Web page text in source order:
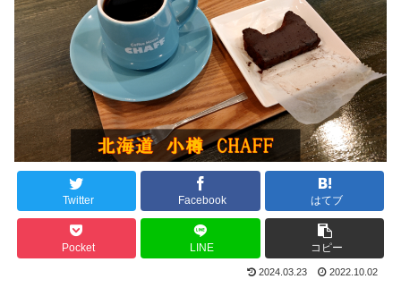
Twitter Facebook はてブ
Pocket LINE コピー
2024.03.23 2022.10.02